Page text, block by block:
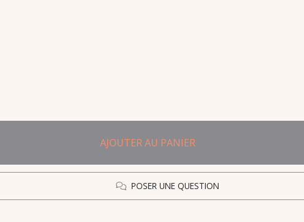
AJOUTER AU PANIER
POSER UNE QUESTION